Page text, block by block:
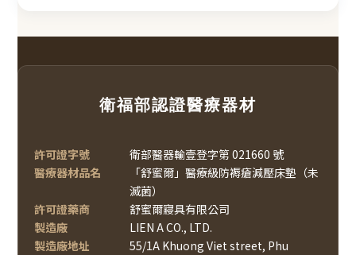
衛福部認證醫療器材
許可證字號
衛部醫器輸壹登字第 021660 號
醫療器材品名
「舒蜜爾」醫療級防褥瘡減壓床墊（未
滅菌）
許可證藥商
舒蜜爾寢具有限公司
製造廠
LIEN A CO., LTD.
製造廠地址
55/1A Khuong Viet street, Phu